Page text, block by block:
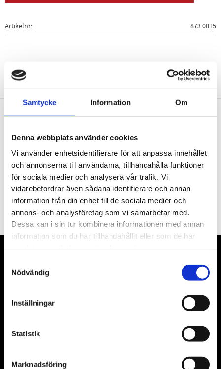
Samtycke Information Om
Denna webbplats använder cookies
Vi använder enhetsidentifierare för att anpassa innehållet
och annonserna till användarna, tillhandahålla funktioner
för sociala medier och analysera vår trafik. Vi
vidarebefordrar även sådana identifierare och annan
information från din enhet till de sociala medier och
annons- och analysföretag som vi samarbetar med.
Dessa kan i sin tur kombinera informationen med annan
information som du har tillhandahållit eller som de har
Nödvändig
Inställningar
Statistik
Marknadsföring
Artikelnr 873.0015
Nyhetsbrev
PRENUMERERA
Dina personuppgifter behandlas i enlighet med vårintegritetspolicy
Våra främsta leverantörer är KS Tools verktyg, ATH billyftar
& däckmaskiner och Master luftmaskiner. Kontakta oss
gärna om vad som helst då vi gör vårt yttersta för att hjälpa